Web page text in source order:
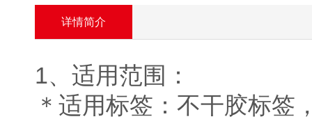
封尾机系列
胶带封口机
喷码机系列
详情简介
1、适用范围：
＊适用标签：不干胶标签